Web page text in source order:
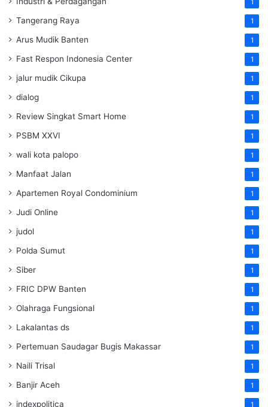
1
Tangerang Raya 1
Arus Mudik Banten 1
Fast Respon Indonesia Center 1
jalur mudik Cikupa 1
dialog 1
Review Singkat Smart Home 1
PSBM XXVI 1
wali kota palopo 1
Manfaat Jalan 1
Apartemen Royal Condominium 1
Judi Online 1
judol 1
Polda Sumut 1
Siber 1
FRIC DPW Banten 1
Olahraga Fungsional 1
Lakalantas ds 1
Pertemuan Saudagar Bugis Makassar 1
Naili Trisal 1
Banjir Aceh 1
indexpolitica 1